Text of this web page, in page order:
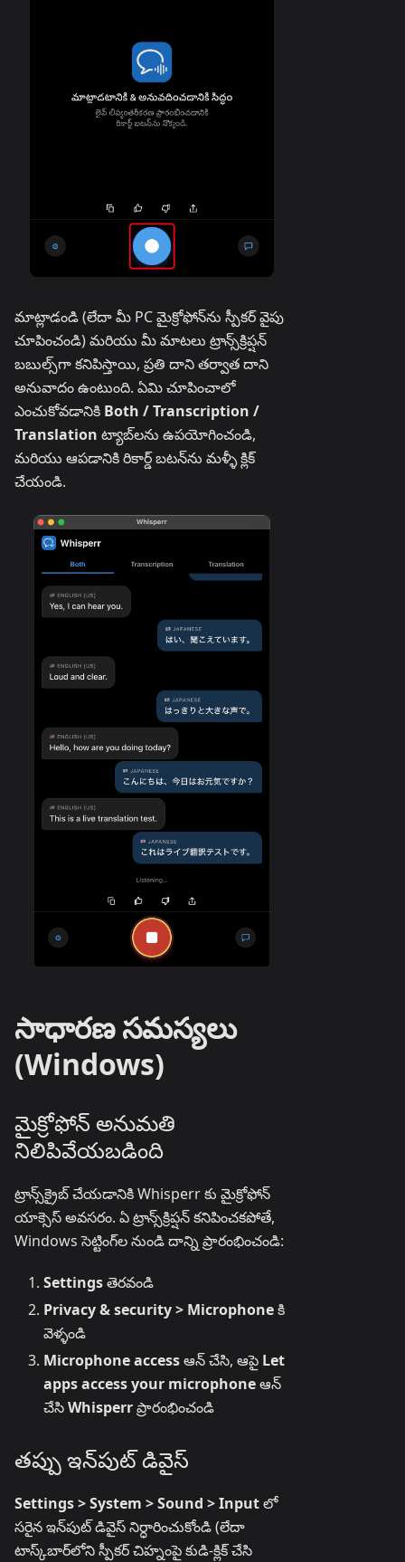
మాట్లాడండి (లేదా మీ PC మైక్రోఫోన్‌ను స్పీకర్ వైపు
చూపించండి) మరియు మీ మాటలు ట్రాన్స్‌క్రిప్షన్
బబుల్స్‌గా కనిపిస్తాయి, ప్రతి దాని తర్వాత దాని
అనువాదం ఉంటుంది. ఏమి చూపించాలో
ఎంచుకోవడానికి Both / Transcription /
Translation ట్యాబ్‌లను ఉపయోగించండి,
మరియు ఆపడానికి రికార్డ్ బటన్‌ను మళ్ళీ క్లిక్
చేయండి.
సాధారణ సమస్యలు
(Windows)
మైక్రోఫోన్ అనుమతి
నిలిపివేయబడింది
ట్రాన్స్‌క్రైబ్ చేయడానికి Whisperr కు మైక్రోఫోన్
యాక్సెస్ అవసరం. ఏ ట్రాన్స్‌క్రిప్షన్ కనిపించకపోతే,
Windows సెట్టింగ్‌ల నుండి దాన్ని ప్రారంభించండి:
Settingsతెరవండి
Privacy & security > Microphoneకి
వెళ్ళండి
Microphone accessఆన్ చేసి, ఆపై Let
apps access your microphoneఆన్
చేసిWhisperrప్రారంభించండి
తప్పు ఇన్‌పుట్ డివైస్
Settings > System > Sound > Inputలో
సరైన ఇన్‌పుట్ డివైస్ నిర్ధారించుకోండి (లేదా
టాస్క్‌బార్‌లోని స్పీకర్ చిహ్నంపై కుడి-క్లిక్ చేసి